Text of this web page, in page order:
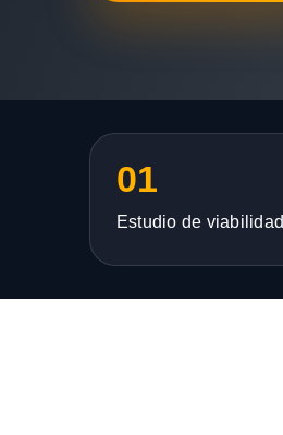
01
Estudio de viabilidad